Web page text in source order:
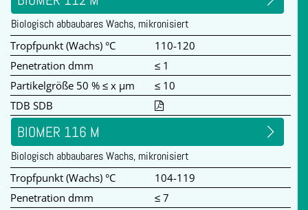
Biologisch abbaubares Wachs, mikronisiert
Tropfpunkt (Wachs) °C
110-120
Penetration dmm
≤ 1
Partikelgröße 50 % ≤ x µm
≤ 10
TDB SDB
BIOMER 116 M
Biologisch abbaubares Wachs, mikronisiert
Tropfpunkt (Wachs) °C
104-119
Penetration dmm
≤ 7